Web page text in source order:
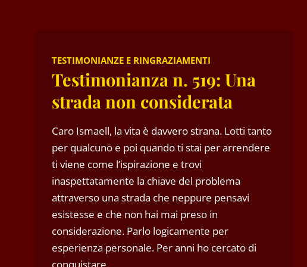
TESTIMONIANZE E RINGRAZIAMENTI
Testimonianza n. 519: Una
strada non considerata
Caro Ismaell, la vita è davvero strana. Lotti tanto
per qualcuno e poi quando ti stai per arrendere
ti viene come l’ispirazione e trovi
inaspettatamente la chiave del problema
attraverso una strada che neppure pensavi
esistesse e che non hai mai preso in
considerazione. Parlo logicamente per
esperienza personale. Per anni ho cercato di